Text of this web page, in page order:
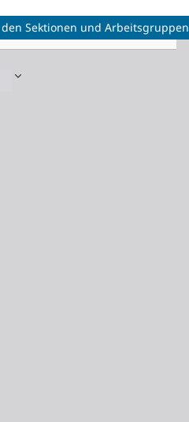
Sektionen und Arbeitsgruppen